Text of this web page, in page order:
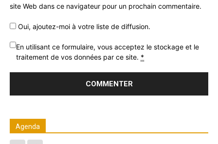
site Web dans ce navigateur pour un prochain commentaire.
Oui, ajoutez-moi à votre liste de diffusion.
En utilisant ce formulaire, vous acceptez le stockage et le
traitement de vos données par ce site. *
Agenda